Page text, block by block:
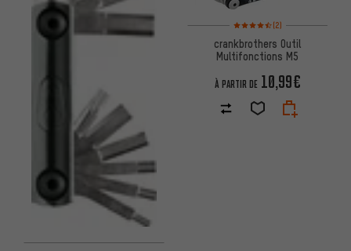
Note moyenne : 4,5 sur 5
(2)
crankbrothers Outil
Multifonctions M5
À PARTIR DE 10,99€